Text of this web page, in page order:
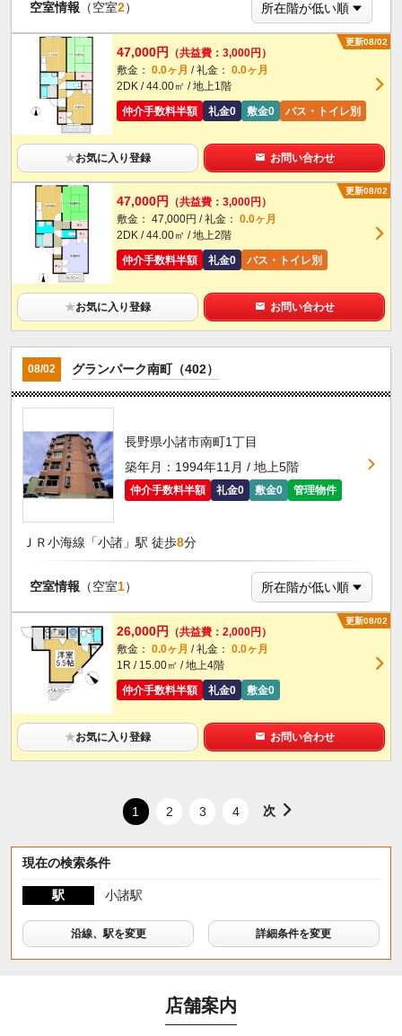
空室情報 （空室2）
更新08/02
47,000円
（共益費：3,000円）
敷金： 0.0ヶ月 / 礼金： 0.0ヶ月
2DK / 44.00㎡ / 地上1階
仲介手数料半額
礼金0 敷金0 バス・トイレ別
★お気に入り登録 お問い合わせ
更新08/02
47,000円
（共益費：3,000円）
敷金： 47,000円 / 礼金： 0.0ヶ月
2DK / 44.00㎡ / 地上2階
仲介手数料半額
礼金0 バス・トイレ別
★お気に入り登録 お問い合わせ
08/02 グランパーク南町（402）
長野県小諸市南町1丁目
築年月：1994年11月 / 地上5階
仲介手数料半額 礼金0 敷金0 管理物件
ＪＲ小海線「小諸」駅 徒歩8分
空室情報 （空室1）
更新08/02
26,000円
（共益費：2,000円）
敷金： 0.0ヶ月 / 礼金： 0.0ヶ月
1R / 15.00㎡ / 地上4階
仲介手数料半額
礼金0 敷金0
★お気に入り登録 お問い合わせ
1 2 3 4 次
現在の検索条件
駅 小諸駅
沿線、駅を変更 詳細条件を変更
店舗案内